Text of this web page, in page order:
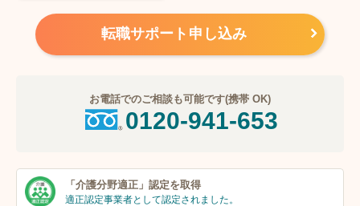
転職サポート申し込み
お電話でのご相談も可能です(携帯 OK)
0120-941-653
「介護分野適正」 認定を取得
適正認定事業者として認定されました。